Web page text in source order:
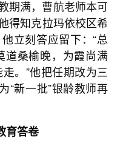
期满，曹航老师本可
得知克拉玛依校区希
立刻答应留下：“总
道桑榆晚，为霞尚满
。”他把任期改为三
“新一批”银龄教师再
育答卷